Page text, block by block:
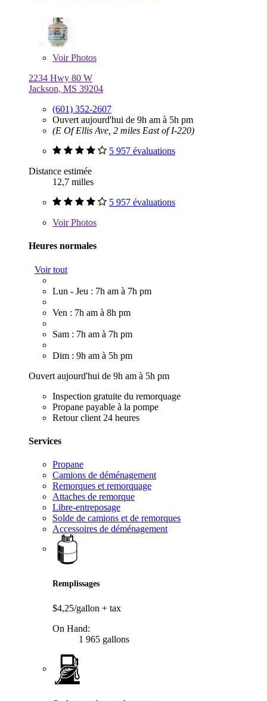
VoirPhotos
2234 Hwy 80 W
Jackson, MS 39204
(601) 352-2607
Ouvert aujourd'hui de 9h am à 5h pm
(E Of Ellis Ave, 2 miles East of I-220)
5 957 évaluations
Distance estimée
12,7 milles
5 957 évaluations
VoirPhotos
Heures normales
Voir tout
Lun - Jeu : 7h am à 7h pm
Ven : 7h am à 8h pm
Sam : 7h am à 7h pm
Dim : 9h am à 5h pm
Ouvert aujourd'hui de 9h am à 5h pm
Inspection gratuite du remorquage
Propane payable à la pompe
Retour client 24 heures
Services
Propane
Camions de déménagement
Remorques et remorquage
Attaches de remorque
Libre-entreposage
Solde de camions et de remorques
Accessoires de déménagement
Remplissages
$4,25/gallon + tax
On Hand:
1 965 gallons